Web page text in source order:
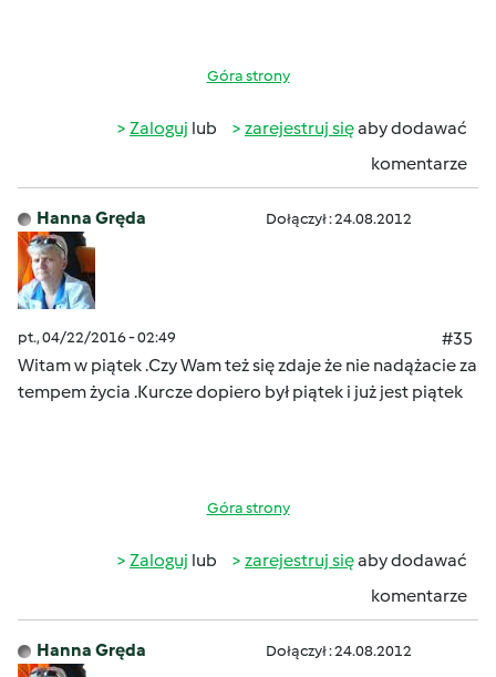
Góra strony
Zaloguj lub zarejestruj sięaby dodawać
komentarze
Hanna Gręda Dołączył : 24.08.2012
pt., 04/22/2016 - 02:49
#35
Witam w piątek .Czy Wam też się zdajeże nie nadążacie za
tempem życia .Kurcze dopiero był piątek i już jest piątek
Góra strony
Zaloguj lub zarejestruj sięaby dodawać
komentarze
Hanna Gręda Dołączył : 24.08.2012